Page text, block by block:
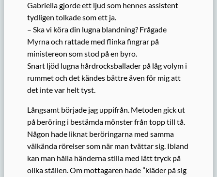
Gabriella gjorde ett ljud som hennes assistent
tydligen tolkade som ett ja.
– Ska vi köra din lugna blandning? Frågade
Myrna och rattade med flinka fingrar på
ministereon som stod på en byro.
Snart ljöd lugna hårdrocksballader på låg volym i
rummet och det kändes bättre även för mig att
det inte var helt tyst.
Långsamt började jag uppifrån. Metoden gick ut
på beröring i bestämda mönster från topp till tå.
Någon hade liknat beröringarna med samma
välkända rörelser som när man tvättar sig. Ibland
kan man hålla händerna stilla med lätt tryck på
olika ställen. Om mottagaren hade ”kläder på sig